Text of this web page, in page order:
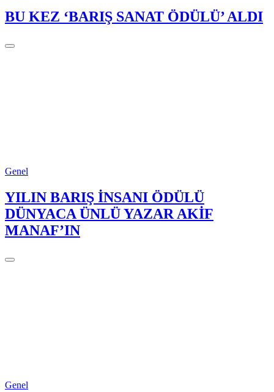
BU KEZ ‘BARIŞ SANAT ÖDÜLÜ’ ALDI
Genel
YILIN BARIŞ İNSANI ÖDÜLÜ
DÜNYACA ÜNLÜ YAZAR AKİF
MANAF’IN
Genel